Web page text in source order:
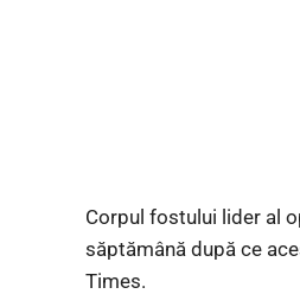
Corpul fostului lider al
săptămână după ce
Times.